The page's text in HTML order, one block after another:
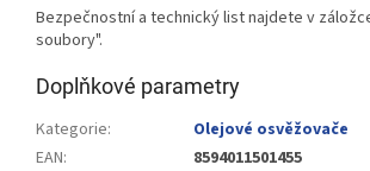
Bezpečnostní a technický list najdete v
soubory".
Doplňkové parametry
Kategorie:
Olejové osvěžovače
EAN:
8594011501455